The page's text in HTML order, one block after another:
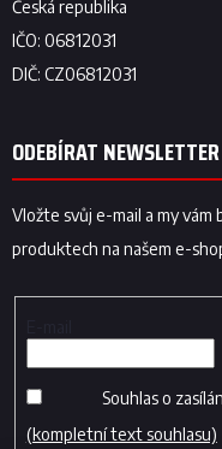
ODEBÍRAT NEWSLETTER
Vložte svůj e-mail a my vám
produktech na našem e-
Souhlas o
(kompletní text souhlasu)